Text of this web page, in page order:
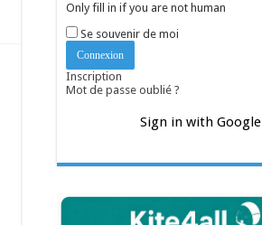
Only fill in if you are not human
Se souvenir de moi
Inscription
Mot de passe oublié ?
Sign in with Google